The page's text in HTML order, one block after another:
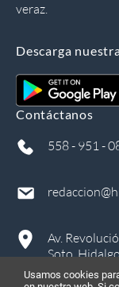
veraz.
Descarga
Contáctanos
558 - 951 -
Av.
Soto,
Usamos cookies